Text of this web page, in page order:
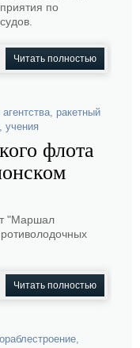
по
Читать полностью
, ракетный
, учения
флота
"Маршал
Читать полностью
,